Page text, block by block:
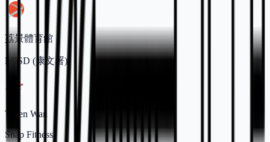
荔景體育館
LCSD (康文署)
Tsuen Wan
Snap Fitness